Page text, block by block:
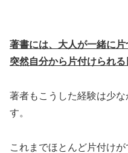
著書には、大人が一緒に
突然自分から片付けられる
著者もこうした経験は少
す。
これまでほとんど片付け